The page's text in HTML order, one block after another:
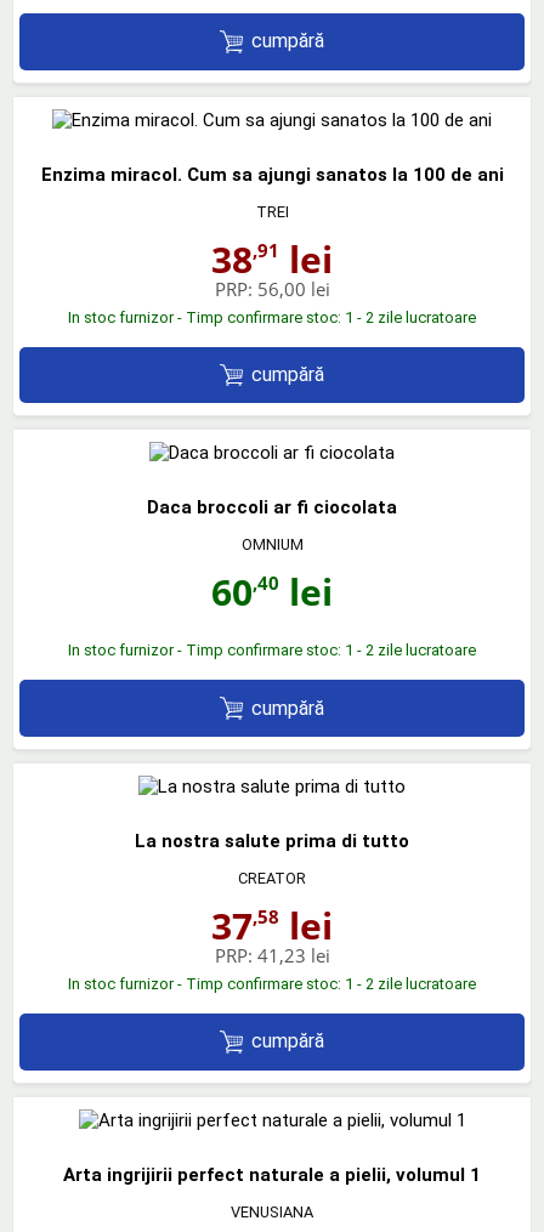
cumpără
Enzima miracol. Cum sa ajungi sanatos la 100 de ani
TREI
38,91 lei
PRP: 56,00 lei
In stoc furnizor - Timp confirmare stoc: 1 - 2 zile lucratoare
cumpără
Daca broccoli ar fi ciocolata
OMNIUM
60,40 lei
In stoc furnizor - Timp confirmare stoc: 1 - 2 zile lucratoare
cumpără
La nostra salute prima di tutto
CREATOR
37,58 lei
PRP: 41,23 lei
In stoc furnizor - Timp confirmare stoc: 1 - 2 zile lucratoare
cumpără
Arta ingrijirii perfect naturale a pielii, volumul 1
VENUSIANA